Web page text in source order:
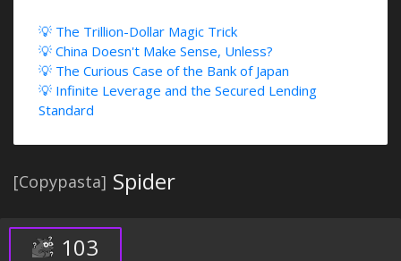
💡 The Trillion-Dollar Magic Trick
💡 China Doesn't Make Sense, Unless?
💡 The Curious Case of the Bank of Japan
💡 Infinite Leverage and the Secured Lending
Standard
[Copypasta] Spider
103